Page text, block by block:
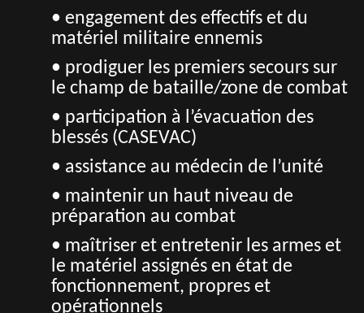
• engagement des effectifs et du
matériel militaire ennemis
• prodiguer les premiers secours sur
le champ de bataille/zone de combat
• participation à l’évacuation des
blessés (CASEVAC)
• assistance au médecin de l’unité
• maintenir un haut niveau de
préparation au combat
• maîtriser et entretenir les armes et
le matériel assignés en état de
fonctionnement, propres et
opérationnels